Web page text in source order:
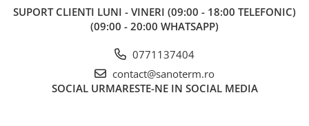
Chiuvete Inox
Accesorii chiuvete
Seturi chiuvete si baterii
Incalzire in pardoseala
Pachet complet
SUPORT CLIENTI LUNI - VINERI (09:00 - 18:00 TELEFONIC)
(09:00 - 20:00 WHATSAPP)
0771137404
contact@sanoterm.ro
SOCIAL URMARESTE-NE IN SOCIAL MEDIA